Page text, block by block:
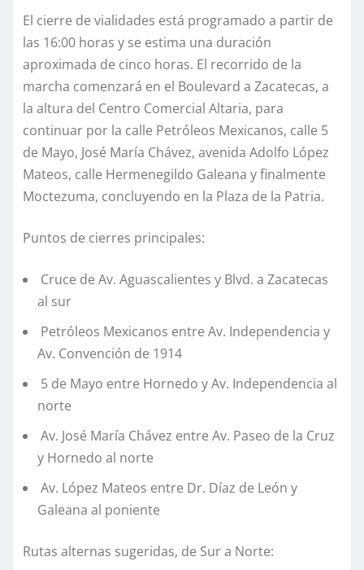
El cierre de vialidades está programado a partir de
las 16:00 horas y se estima una duración
aproximada de cinco horas. El recorrido de la
marcha comenzará en el Boulevard a Zacatecas, a
la altura del Centro Comercial Altaria, para
continuar por la calle Petróleos Mexicanos, calle 5
de Mayo, José María Chávez, avenida Adolfo López
Mateos, calle Hermenegildo Galeana y finalmente
Moctezuma, concluyendo en la Plaza de la Patria.
Puntos de cierres principales:
⁠ ⁠Cruce de Av. Aguascalientes y Blvd. a Zacatecas
al sur
⁠ ⁠Petróleos Mexicanos entre Av. Independencia y
Av. Convención de 1914
⁠ ⁠5 de Mayo entre Hornedo y Av. Independencia al
norte
⁠ ⁠Av. José María Chávez entre Av. Paseo de la Cruz
y Hornedo al norte
⁠ ⁠Av. López Mateos entre Dr. Díaz de León y
Galeana al poniente
Rutas alternas sugeridas, de Sur a Norte: